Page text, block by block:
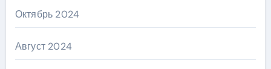
Октябрь 2024
Август 2024